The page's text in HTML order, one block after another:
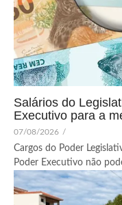
Salários do
Executivo para a
07/08/2026 /
Cargos do Poder
Poder Executivo não